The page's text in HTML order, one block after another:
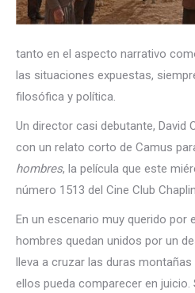
tanto en el aspecto narrativo
las situaciones expuestas,
filosófica y política.
Un director casi debutante, David
con un relato corto de Camus
hombres, la película que este
número 1513 del Cine Club
En un escenario muy querido por
hombres quedan unidos por un
lleva a cruzar las duras
ellos pueda comparecer en